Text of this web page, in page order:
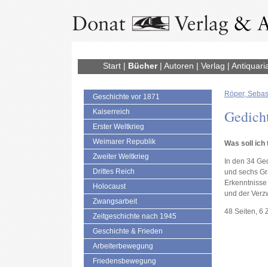
Start| Bücher| Autoren | Verlag |
Geschichte vor 1871
Kaiserreich
Erster Weltkrieg
Weimarer Republik
Zweiter Weltkrieg
Drittes Reich
Holocaust
Zwangsarbeit
Zeitgeschichte nach 1945
Geschichte & Frieden
Arbeiterbewegung
Friedensbewegung
Röper,
Was soll ich
In den 34
und sechs
und der
48 Seiten, 6